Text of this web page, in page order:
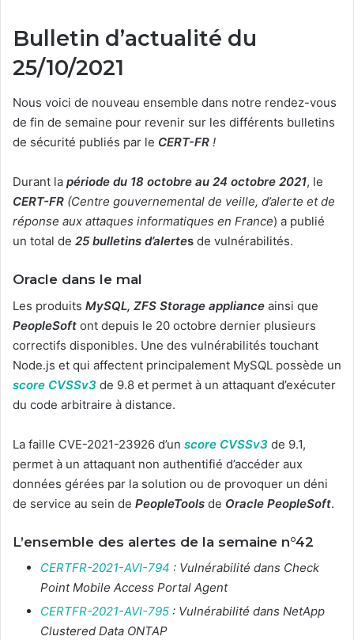
Bulletin d’actualité du
25/10/2021
Nous voici de nouveau ensemble dans notre rendez-vous
de fin de semaine pour revenir sur les différents bulletins
de sécurité publiés par le CERT-FR !
Durant la période du 18 octobre au 24 octobre 2021, le
CERT-FR (Centre gouvernemental de veille, d’alerte et de
réponse aux attaques informatiques en France) a publié
un total de 25 bulletins d’alertes de vulnérabilités.
Oracle dans le mal
Les produits MySQL, ZFS Storage appliance ainsi que
PeopleSoft ont depuis le 20 octobre dernier plusieurs
correctifs disponibles. Une des vulnérabilités touchant
Node.js et qui affectent principalement MySQL possède un
score CVSSv3 de 9.8 et permet à un attaquant d’exécuter
du code arbitraire à distance.
La faille CVE-2021-23926 d’un score CVSSv3 de 9.1,
permet à un attaquant non authentifié d’accéder aux
données gérées par la solution ou de provoquer un déni
de service au sein de PeopleTools de Oracle PeopleSoft.
L’ensemble des alertes de la semaine n°42
CERTFR-2021-AVI-794 : Vulnérabilité dans Check
Point Mobile Access Portal Agent
CERTFR-2021-AVI-795 : Vulnérabilité dans NetApp
Clustered Data ONTAP